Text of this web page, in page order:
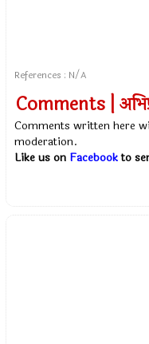
References : N/A
Comments |
Comments written here
moderation.
Like us on Facebookto